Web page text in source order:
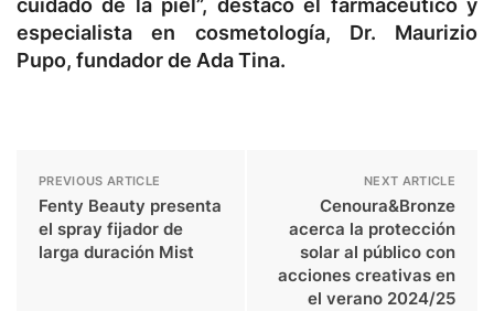
cuidado de la piel”, destacó el farmacéutico y
especialista en cosmetología, Dr. Maurizio
Pupo, fundador de Ada Tina.
PREVIOUS ARTICLE
Fenty Beauty presenta
el spray fijador de
larga duración Mist
NEXT ARTICLE
Cenoura&Bronze
acerca la protección
solar al público con
acciones creativas en
el verano 2024/25